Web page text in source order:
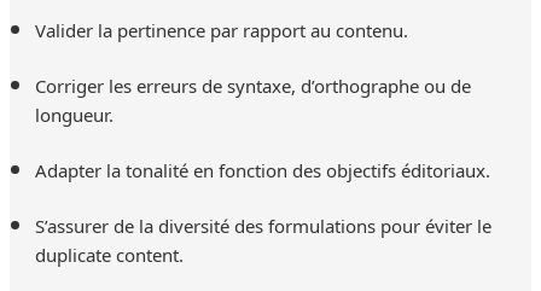
Valider la pertinence par rapport au contenu.
Corriger les erreurs de syntaxe, d’orthographe ou de
longueur.
Adapter la tonalité en fonction des objectifs éditoriaux.
S’assurer de la diversité des formulations pour éviter le
duplicate content.